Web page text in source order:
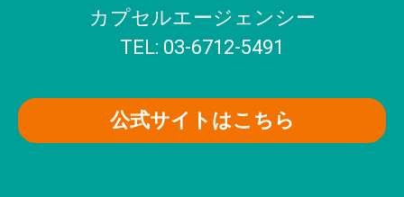
カプセルエージェンシー
TEL: 03-6712-5491
公式サイトはこちら